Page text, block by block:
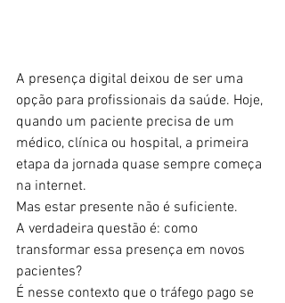
A presença digital deixou de ser uma
opção para profissionais da saúde. Hoje,
quando um paciente precisa de um
médico, clínica ou hospital, a primeira
etapa da jornada quase sempre começa
na internet.
Mas estar presente não é suficiente.
A verdadeira questão é: como
transformar essa presença em novos
pacientes?
É nesse contexto que o tráfego pago se